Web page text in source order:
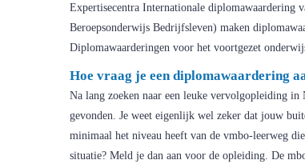
Expertisecentra Internationale diplomawaardering
Beroepsonderwijs Bedrijfsleven) maken
Diplomawaarderingen voor het voortgezet
Hoe vraag je een diplomawaardering
Na lang zoeken naar een leuke vervolgopleiding in
gevonden. Je weet eigenlijk wel zeker dat jouw
minimaal het niveau heeft van de vmbo-leerweg
situatie? Meld je dan aan voor de opleiding. De